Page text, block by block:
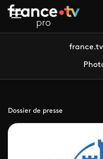
Aller au contenu principal
Dossier de presse